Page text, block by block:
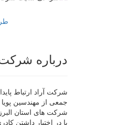
درباره
شرکت آراد ارتباط
شرکت های استان
با در اختیار داشتن